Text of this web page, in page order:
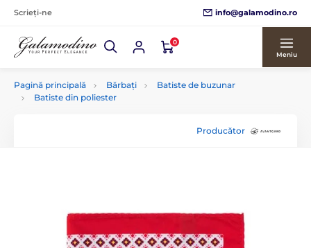
Scrieți-ne info@galamodino.ro
0
Meniu
Pagină principală Bărbați
Batiste de buzunar
Batiste din poliester
Producător